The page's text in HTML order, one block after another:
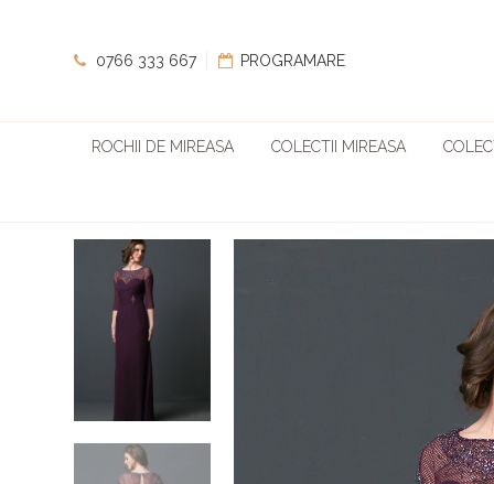
0766 333 667 PROGRAMARE
ROCHII DE MIREASA COLECTII MIREASA